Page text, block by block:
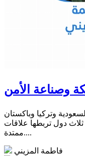
وصناعة الأمن
وتركيا وباكستان
دول تربطها علاقات
ممتدة....
فاطمة المزيني